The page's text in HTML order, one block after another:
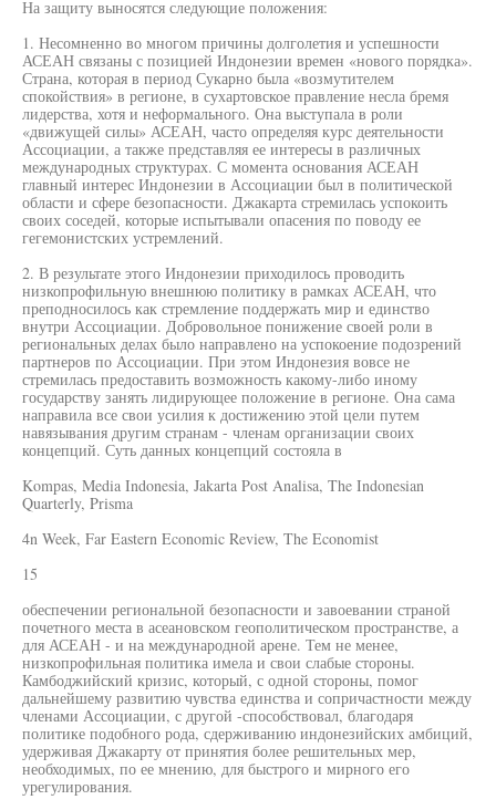
На защиту выносятся следующие положения:
1. Несомненно во многом причины долголетия и успешности
АСЕАН связаны с позицией Индонезии времен «нового порядка».
Страна, которая в период Сукарно была «возмутителем
спокойствия» в регионе, в сухартовское правление несла бремя
лидерства, хотя и неформального. Она выступала в роли
«движущей силы» АСЕАН, часто определяя курс деятельности
Ассоциации, а также представляя ее интересы в различных
международных структурах. С момента основания АСЕАН
главный интерес Индонезии в Ассоциации был в политической
области и сфере безопасности. Джакарта стремилась успокоить
своих соседей, которые испытывали опасения по поводу ее
гегемонистских устремлений.
2. В результате этого Индонезии приходилось проводить
низкопрофильную внешнюю политику в рамках АСЕАН, что
преподносилось как стремление поддержать мир и единство
внутри Ассоциации. Добровольное понижение своей роли в
региональных делах было направлено на успокоение подозрений
партнеров по Ассоциации. При этом Индонезия вовсе не
стремилась предоставить возможность какому-либо иному
государству занять лидирующее положение в регионе. Она сама
направила все свои усилия к достижению этой цели путем
навязывания другим странам - членам организации своих
концепций. Суть данных концепций состояла в
Kompas, Media Indonesia, Jakarta Post Analisa, The Indonesian
Quarterly, Prisma
4n Week, Far Eastern Economic Review, The Economist
15
обеспечении региональной безопасности и завоевании страной
почетного места в асеановском геополитическом пространстве, а
для АСЕАН - и на международной арене. Тем не менее,
низкопрофильная политика имела и свои слабые стороны.
Камбоджийский кризис, который, с одной стороны, помог
дальнейшему развитию чувства единства и сопричастности между
членами Ассоциации, с другой -способствовал, благодаря
политике подобного рода, сдерживанию индонезийских амбиций,
удерживая Джакарту от принятия более решительных мер,
необходимых, по ее мнению, для быстрого и мирного его
урегулирования.